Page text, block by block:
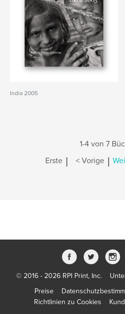
India 2005
1-4 von 7
Erste | < Vorige |
© 2016 - 2026 RPI Print, Inc.
Preise
Richtlinien zu Cookies